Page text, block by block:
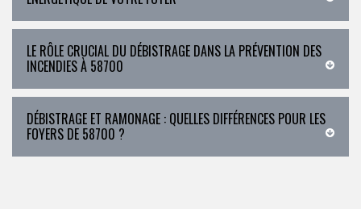
LE RÔLE CRUCIAL DU DÉBISTRAGE DANS LA PRÉVENTION DES
INCENDIES À 58700
DÉBISTRAGE ET RAMONAGE : QUELLES DIFFÉRENCES POUR LES
FOYERS DE 58700 ?